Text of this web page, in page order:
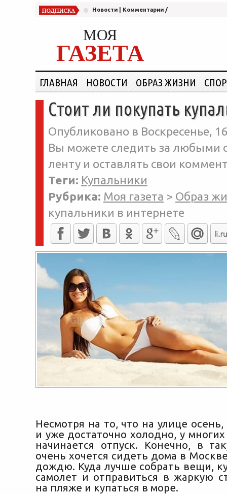
Новости Комментарии /
МОЯ
ГАЗЕТА
ГЛАВНАЯ НОВОСТИ ОБРАЗ ЖИЗНИ
Стоит ли покупать
Опубликовано в Воскресенье,
Вы можете следить за любыми
ленту и оставлять свои
Теги: Купальники
Рубрика: Моя газета > Образ
купальники в интернете
Несмотря на то, что на улице осень,
и уже достаточно холодно, у
начинается отпуск. Конечно, в
очень хочется сидеть дома в
дождю. Куда лучше собрать вещи,
самолет и отправиться
в жаркую
на пляже и купаться в море.